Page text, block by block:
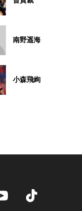
南野遥海
小森飛絢